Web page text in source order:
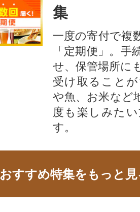
集
一度の寄付で複
「定期便」。
せ、保管場所に
受け取ること
や魚、お米など
度も楽しみた
す。
おすすめ特集をもっと